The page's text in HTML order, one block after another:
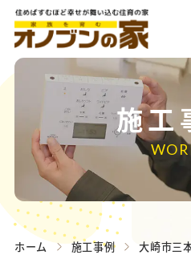
施工
ホーム 施工事例 大崎市三